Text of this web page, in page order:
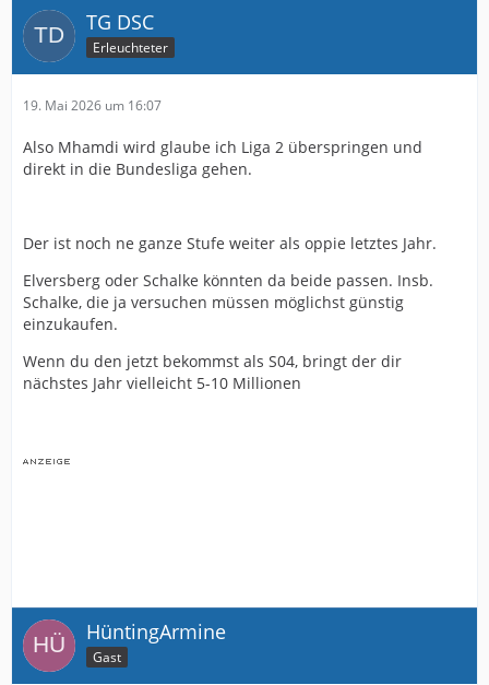
TG DSC
Erleuchteter
19. Mai 2026 um 16:07
Also Mhamdi wird glaube ich Liga 2 überspringen und
direkt in die Bundesliga gehen.
Der ist noch ne ganze Stufe weiter als oppie letztes Jahr.
Elversberg oder Schalke könnten da beide passen. Insb.
Schalke, die ja versuchen müssen möglichst günstig
einzukaufen.
Wenn du den jetzt bekommst als S04, bringt der dir
nächstes Jahr vielleicht 5-10 Millionen
HüntingArmine
Gast